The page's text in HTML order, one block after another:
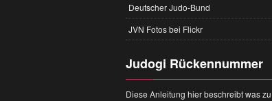
Deutscher Judo-Bund
JVN Fotos bei Flickr
Judogi Rückennummer
Diese Anleitung hier beschreibt was zu